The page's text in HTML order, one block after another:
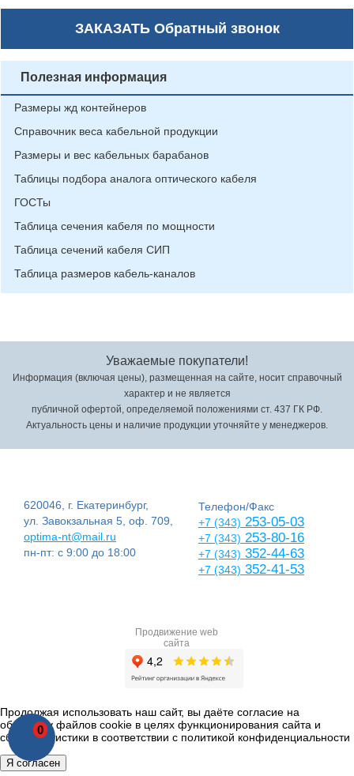
ЗАКАЗАТЬОбратный звонок
0
Полезная информация
Размеры жд контейнеров
Справочник веса кабельной продукции
Размеры и вес кабельных барабанов
Таблицы подбора аналога оптического кабеля
ГОСТы
Таблица сечения кабеля по мощности
Таблица сечений кабеля СИП
Таблица размеров кабель-каналов
Уважаемые покупатели!
Информация (включая цены), размещенная на сайте, носит справочный
характер и не является
публичной офертой, определяемой положениями ст. 437 ГК РФ.
Актуальность цены и наличие продукции уточняйте у менеджеров.
620046, г. Екатеринбург,
ул. Завокзальная 5, оф. 709,
optima-nt@mail.ru
пн-пт: с 9:00 до 18:00
Телефон/Факс
+7 (343) 253-05-03
+7 (343) 253-80-16
+7 (343) 352-44-63
+7 (343) 352-41-53
Продвижение web
сайта
Продолжая использовать наш сайт, вы даёте согласие на
обработку файлов cookie в целях функционирования сайта и
сбора статистики в соответствии с политикой конфиденциальности
Я согласен